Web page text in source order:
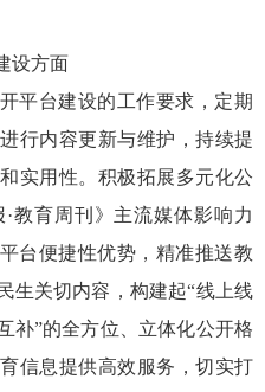
设方面
平台建设的工作要求，定期
行内容更新与维护，持续提
实用性。积极拓展多元化公
教育周刊》主流媒体影响力
台便捷性优势，精准推送教
生关切内容，构建起“线上线
补”的全方位、立体化公开格
信息提供高效服务，切实打